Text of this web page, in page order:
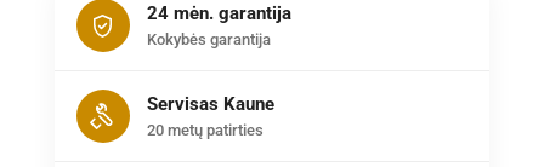
24 mėn. garantija
Kokybės garantija
Servisas Kaune
20 metų patirties